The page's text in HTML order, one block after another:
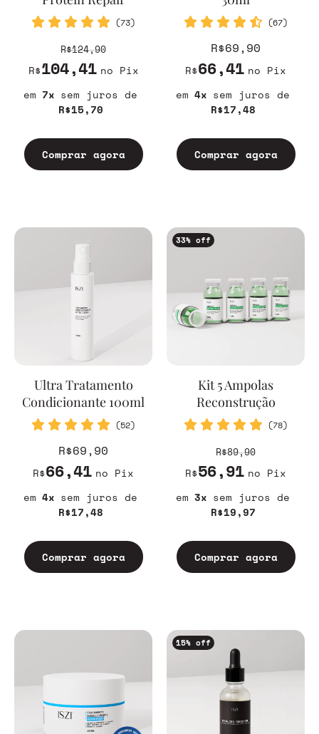
(73)
R$124,90
R$104,41 no Pix
7
R$15,70
sem juros
Comprar agora
(67)
R$69,90
R$66,41 no Pix
4
R$17,48
sem juros
Comprar agora
Ultra Tratamento
Condicionante 100ml
(52)
R$69,90
R$66,41 no Pix
4
R$17,48
sem juros
Comprar agora
33% off
Kit 5 Ampolas
Reconstrução
(78)
R$89,90
R$56,91 no Pix
3
R$19,97
sem juros
Comprar agora
15% off